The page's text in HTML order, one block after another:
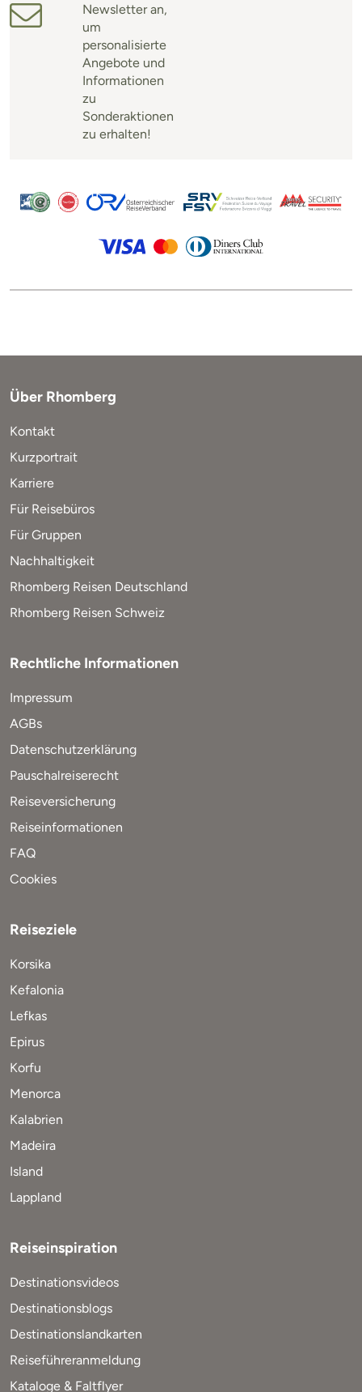
Newsletter an,
um
personalisierte
Angebote und
Informationen
zu
Sonderaktionen
zu erhalten!
Über Rhomberg
Kontakt
Kurzportrait
Karriere
Für Reisebüros
Für Gruppen
Nachhaltigkeit
Rhomberg Reisen Deutschland
Rhomberg Reisen Schweiz
Rechtliche Informationen
Impressum
AGBs
Datenschutzerklärung
Pauschalreiserecht
Reiseversicherung
Reiseinformationen
FAQ
Cookies
Reiseziele
Korsika
Kefalonia
Lefkas
Epirus
Korfu
Menorca
Kalabrien
Madeira
Island
Lappland
Reiseinspiration
Destinationsvideos
Destinationsblogs
Destinationslandkarten
Reiseführeranmeldung
Kataloge & Faltflyer